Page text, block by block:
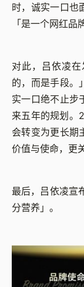
时，诚实一口也
「是一个网红品
对此，吕依凌
的，而是手段。
实一口绝不止步
来五年的规划
会转变为更长期
价值与使命，更
最后，吕依凌宣
分营养」。